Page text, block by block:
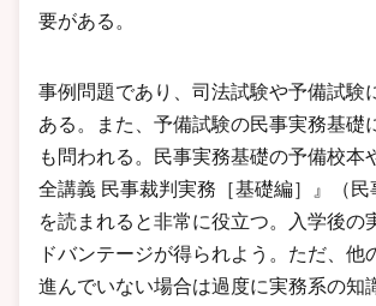
要がある。
事例問題であり、司法試験や予備試験
ある。また、予備試験の民事実務基礎
も問われる。民事実務基礎の予備校本
全講義 民事裁判実務［基礎編］』（民
を読まれると非常に役立つ。入学後の
ドバンテージが得られよう。ただ、他
進んでいない場合は過度に実務系の知